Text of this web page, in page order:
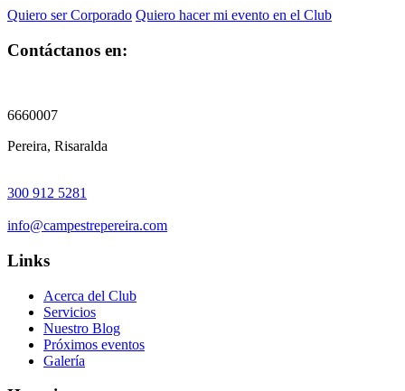
Quiero ser Corporado Quiero hacer mi evento en el Club
Contáctanos en:
6660007
Pereira, Risaralda
300 912 5281
info@campestrepereira.com
Links
Acerca del Club
Servicios
Nuestro Blog
Próximos eventos
Galería